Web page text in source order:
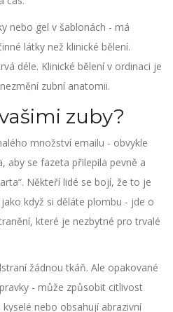
nebo gel v šablonách - má
látky než klinické bělení.
déle. Klinické bělení v ordinaci je
zubní anatomii.
zuby?
množství emailu - obvykle
aby se fazeta přilepila pevně a
Někteří lidé se bojí, že to je
když si děláte plombu - jde o
které je nezbytné pro trvalé
žádnou tkáň. Ale opakované
- může způsobit citlivost
nebo obsahují abrazivní